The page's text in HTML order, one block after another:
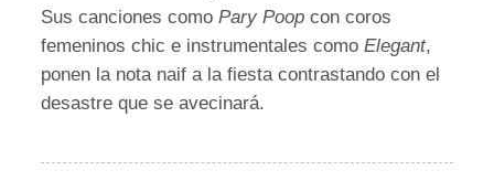
Sus canciones comoPary Poop con coros
femeninos chic e instrumentales comoElegant,
ponen la nota naif a la fiesta contrastando con el
desastre que se avecinará.